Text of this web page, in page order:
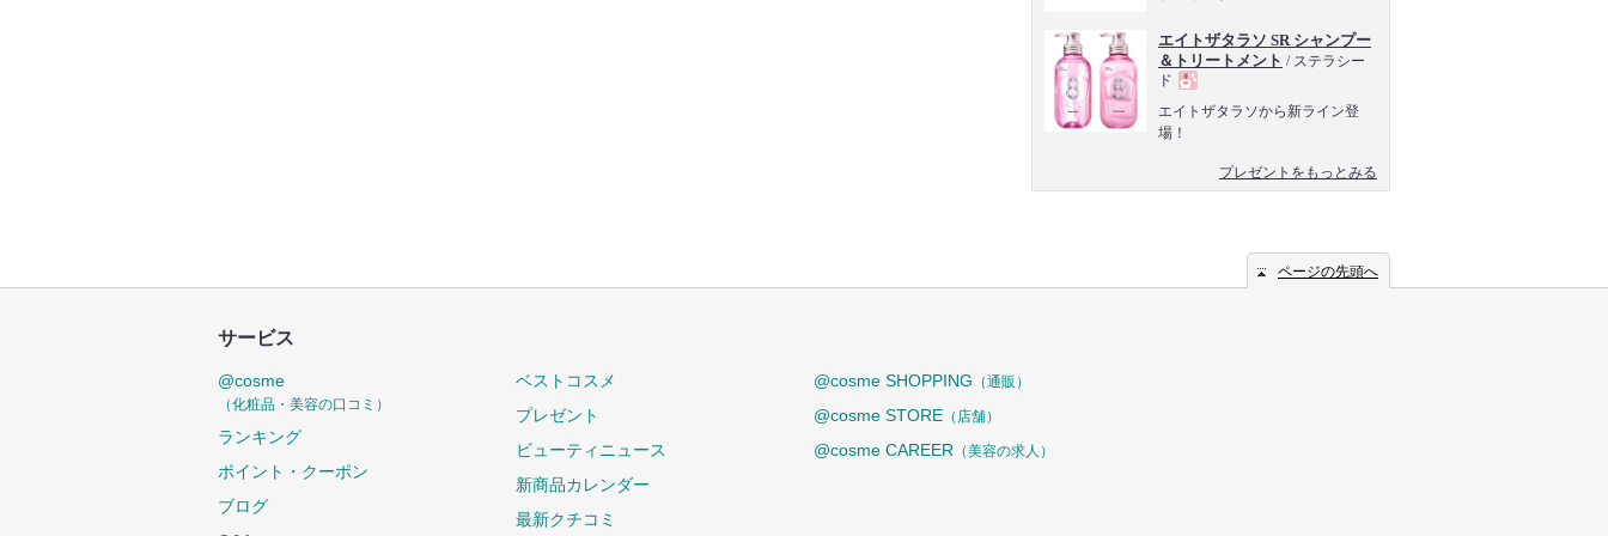
エイトザタラソ SR シャンプー
＆トリートメント / ステラシー
ド
現
品
エイトザタラソから新ライン登
場！
プレゼントをもっとみる
ページの先頭へ
サービス
@cosme
（化粧品・美容の口コミ）
ランキング
ポイント・クーポン
ブログ
ベストコスメ
プレゼント
ビューティニュース
新商品カレンダー
最新クチコミ
@cosme SHOPPING （通販）
@cosme STORE （店舗）
@cosme CAREER （美容の求人）